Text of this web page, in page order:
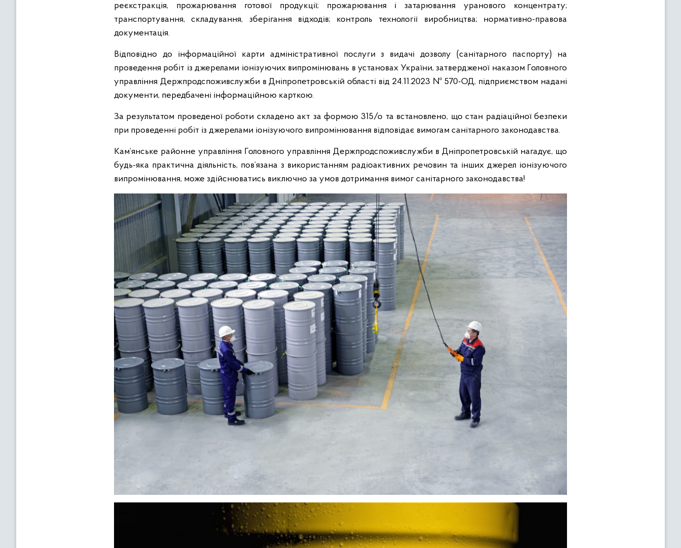
реєкстракція, прожарювання готової продукції; прожарювання і затарювання уранового концентрату;
транспортування, складування, зберігання відходів; контроль технології виробництва; нормативно-правова
документація.
Відповідно до інформаційної карти адміністративної послуги з видачі дозволу (санітарного паспорту) на
проведення робіт із джерелами іонізуючих випромінювань в установах України, затвердженої наказом Головного
управління Держпродспоживслужби в Дніпропетровській області від 24.11.2023 № 570-ОД, підприємством надані
документи, передбачені інформаційною карткою.
За результатом проведеної роботи складено акт за формою 315/о та встановлено, що стан радіаційної безпеки
при проведенні робіт із джерелами іонізуючого випромінювання відповідає вимогам санітарного законодавства.
Кам’янське районне управління Головного управління Держпродспоживслужби в Дніпропетровській нагадує, що
будь-яка практична діяльність, пов’язана з використанням радіоактивних речовин та інших джерел іонізуючого
випромінювання, може здійснюватись виключно за умов дотримання вимог санітарного законодавства!